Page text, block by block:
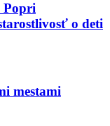
Popri
o deti
mestami